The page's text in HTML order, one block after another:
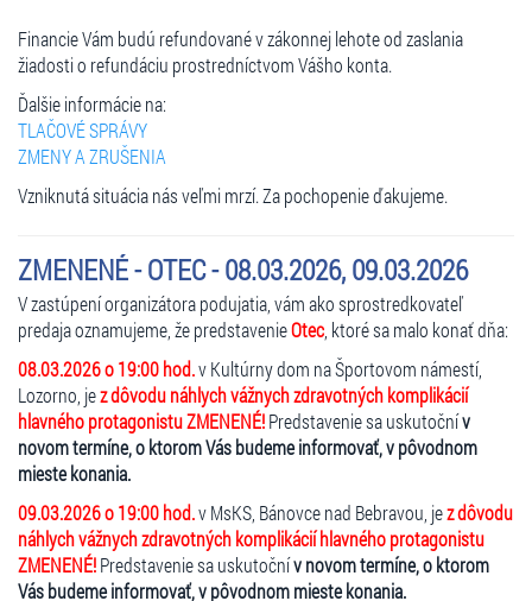
Financie Vám budú refundované v zákonnej lehote od zaslania
žiadosti o refundáciu prostredníctvom Vášho konta.
Ďalšie informácie na:
TLAČOVÉ SPRÁVY
ZMENY A ZRUŠENIA
Vzniknutá situácia nás veľmi mrzí. Za pochopenie ďakujeme.
ZMENENÉ - OTEC - 08.03.2026, 09.03.2026
V zastúpení organizátora podujatia, vám ako sprostredkovateľ
predaja oznamujeme, že predstavenieOtec , ktoré sa malo konať dňa:
08.03.2026 o 19:00 hod.v Kultúrny dom na Športovom námestí,
Lozorno, jez dôvodu náhlych vážnych zdravotných komplikácií
hlavného protagonistu ZMENENÉ!Predstavenie sa uskutočnív
novom termíne, o ktorom Vás budeme informovať, v pôvodnom
mieste konania.
09.03.2026 o 19:00 hod.v MsKS, Bánovce nad Bebravou, jez dôvodu
náhlych vážnych zdravotných komplikácií hlavného protagonistu
ZMENENÉ!Predstavenie sa uskutočnív novom termíne, o ktorom
Vás budeme informovať, v pôvodnom mieste konania.